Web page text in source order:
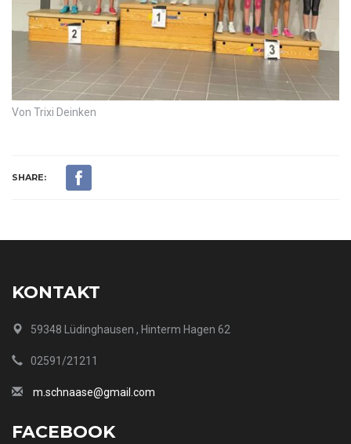
Von Trixi Deinken
SHARE:
KONTAKT
59348 Lüdinghausen , Hinterm Hagen 62
02591/21211
m.schnaase@gmail.com
FACEBOOK